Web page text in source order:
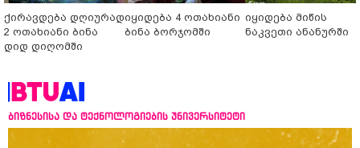
ქირავდება დღიურად
2 ოთახიანი ბინა
დიდ დიღომში
იყიდება 4 ოთახიანი
ბინა ბორჯომში
იყიდება მიწის
ნაკვეთი ანანურში
ბიზნესისა და ტექნოლოგიების უნივერსიტეტი